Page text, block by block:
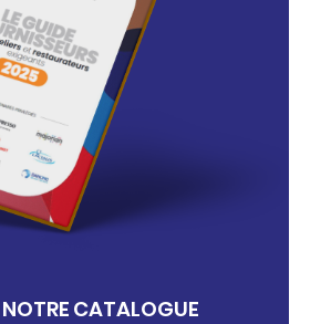
CATALOGUE